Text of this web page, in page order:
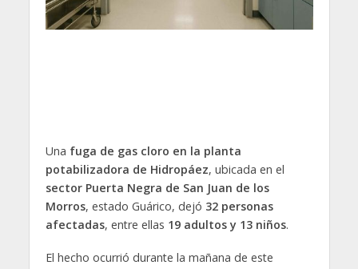
Una fuga de gas cloro en la planta
potabilizadora de Hidropáez, ubicada en el
sector Puerta Negra de San Juan de los
Morros, estado Guárico, dejó 32 personas
afectadas, entre ellas 19 adultos y 13 niños.
El hecho ocurrió durante la mañana de este